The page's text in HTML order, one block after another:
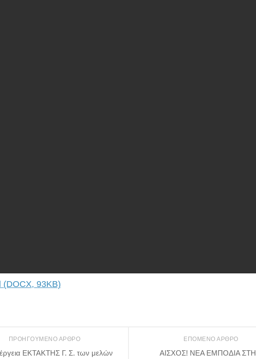
(DOCX, 93KB)
ΕΠΌΜΕΝΟ ΆΡΘΡΟ
ΑΙΣΧΟΣ! ΝΕΑ ΕΜΠΟΔΙΑ ΣΤΗ
ΠΡΟΗΓΟΎΜΕΝΟ ΆΡΘΡΟ
ΕΚΤΑΚΤΗΣ Γ. Σ. των μελών